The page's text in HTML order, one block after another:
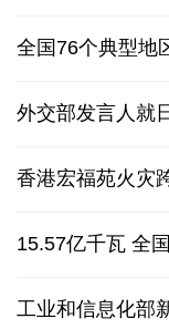
全国76个典型地
外交部发言人就
香港宏福苑火灾
15.57亿千瓦 全
工业和信息化部